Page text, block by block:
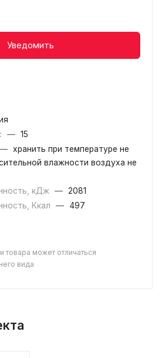
Уведомить
— 15
— хранить при температуре не
влажности воздуха не
кДж
— 2081
Ккал
— 497
товара может отличаться
вида